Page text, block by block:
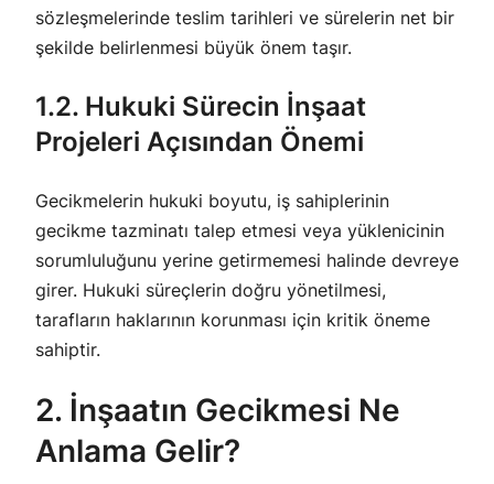
sözleşmelerinde teslim tarihleri ve sürelerin net bir
şekilde belirlenmesi büyük önem taşır.
1.2. Hukuki Sürecin İnşaat
Projeleri Açısından Önemi
Gecikmelerin hukuki boyutu, iş sahiplerinin
gecikme tazminatı talep etmesi veya yüklenicinin
sorumluluğunu yerine getirmemesi halinde devreye
girer. Hukuki süreçlerin doğru yönetilmesi,
tarafların haklarının korunması için kritik öneme
sahiptir.
2. İnşaatın Gecikmesi Ne
Anlama Gelir?